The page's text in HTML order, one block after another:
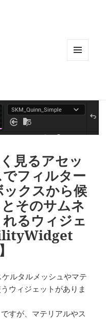
見るアセッ
フィルター
クスから候
そのサムネ
るウィジェ
ルタルメッシュやマテ
ウィジェットがありま
すが、マテリアルやス